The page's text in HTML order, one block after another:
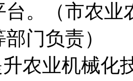
台。（市农业
门负责）
升农业机械